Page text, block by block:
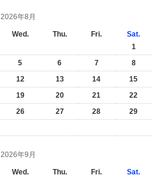
2026年8月
Wed. Thu. Fri.
Sat.
1
5 6 7
8
12 13 14
15
19 20 21
22
26 27 28
29
2026年9月
Wed. Thu. Fri. Sat.